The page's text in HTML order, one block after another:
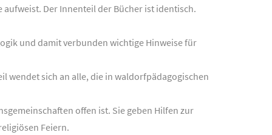
aufweist. Der Innenteil der Bücher ist identisch.
und damit verbunden wichtige Hinweise für
wendet sich an alle, die in waldorfpädagogischen
offen ist. Sie geben Hilfen zur
Feiern.